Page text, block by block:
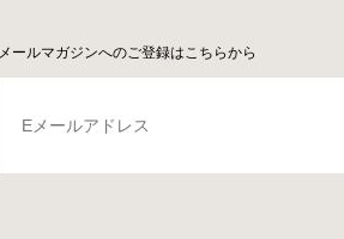
メールマガジンへのご登録はこちらから